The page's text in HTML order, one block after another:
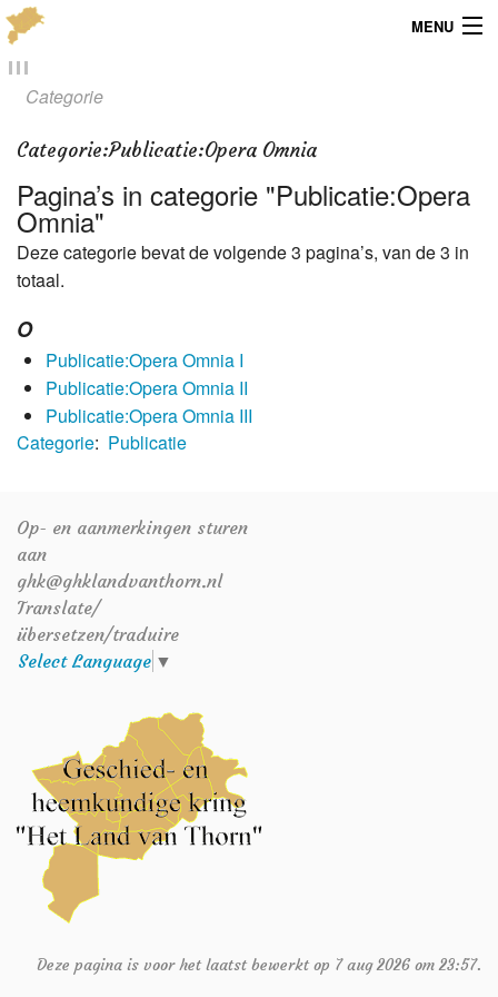
MENU
Menu
Locaties
Kaarten
Overig
Verenigingsinfo
Categorie
Categorie:Publicatie:Opera Omnia
Pagina’s in categorie "Publicatie:Opera
Omnia"
Deze categorie bevat de volgende 3 pagina’s, van de 3 in
totaal.
O
Publicatie:Opera Omnia I
Publicatie:Opera Omnia II
Publicatie:Opera Omnia III
Categorie: Publicatie
Op- en aanmerkingen sturen
aan
ghk@ghklandvanthorn.nl
Translate/
übersetzen/traduire
Select Language ▼
Deze pagina is voor het laatst bewerkt op 7 aug 2026 om 23:57.